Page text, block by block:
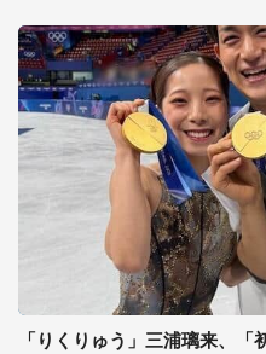
「りくりゅう」三浦璃来、